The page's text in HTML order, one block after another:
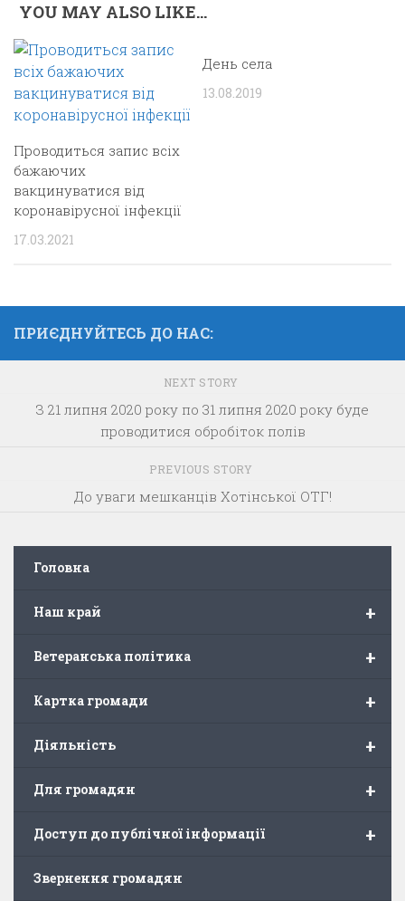
YOU MAY ALSO LIKE...
Проводиться запис всіх
бажаючих
вакцинуватися від
коронавірусної інфекції
17.03.2021
День села
13.08.2019
ПРИЄДНУЙТЕСЬ ДО НАС:
NEXT STORY
З 21 липня 2020 року по 31 липня 2020 року буде
проводитися обробіток полів
PREVIOUS STORY
До уваги мешканців Хотінської ОТГ!
Головна
+
Наш край
+
Ветеранська політика
+
Картка громади
+
Діяльність
+
Для громадян
+
Доступ до публічної інформації
Звернення громадян